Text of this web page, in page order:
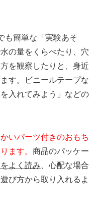
も簡単な「実験あそ
の量をくらべたり、穴
を観察したりと、身近
す。ビニールテープな
入れてみよう」などの
いパーツ付きのおもち
ます。 商品のパッケー
よく読み 、心配な場合
び方から取り入れるよ